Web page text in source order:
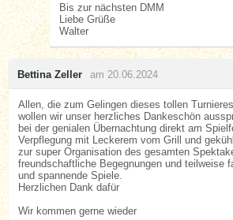
Bis zur nächsten DMM
Liebe Grüße
Walter
Bettina Zeller am 20.06.2024
Allen, die zum Gelingen dieses tollen
wollen wir unser herzliches Dankeschön
bei der genialen Übernachtung direkt am
Verpflegung mit Leckerem vom Grill und
zur super Organisation des gesamten
freundschaftliche Begegnungen und teilweise
und spannende Spiele.
Herzlichen Dank dafür
Wir kommen gerne wieder